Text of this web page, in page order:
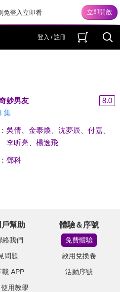
免登入立即看
登入 / 註冊
妙男友
8.0
集
吳倩、 金泰煥、 沈夢辰 付嘉、
李昕亮、 楊逸飛
鄧科
戶幫助
絡我們
問題
載 APP
用教學
體驗＆序號
免費體驗
啟用兌換卷
活動序號